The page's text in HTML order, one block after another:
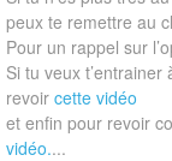
peux te remettre au
Pour un rappel sur
Si tu veux
revoir cette vidéo
et enfin pour revoir
vidéo....